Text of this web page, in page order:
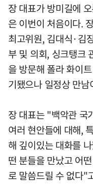
장 대표가 방미길에
은 이번이 처음이다.
최고위원, 김대식·김
부 및 의회, 싱크탱크
을 방문해 폴라 화이
기됐으나 일정상 만
장 대표는 "백악관 국
여러 현안들에 대해,
해 깊이있는 대화를
떤 분들을 만났고 어
로 말씀드릴 수 없다"